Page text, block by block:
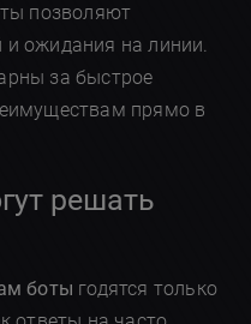
позволяют
и ожидания на линии.
за быстрое
прямо в
решать
боты годятся только